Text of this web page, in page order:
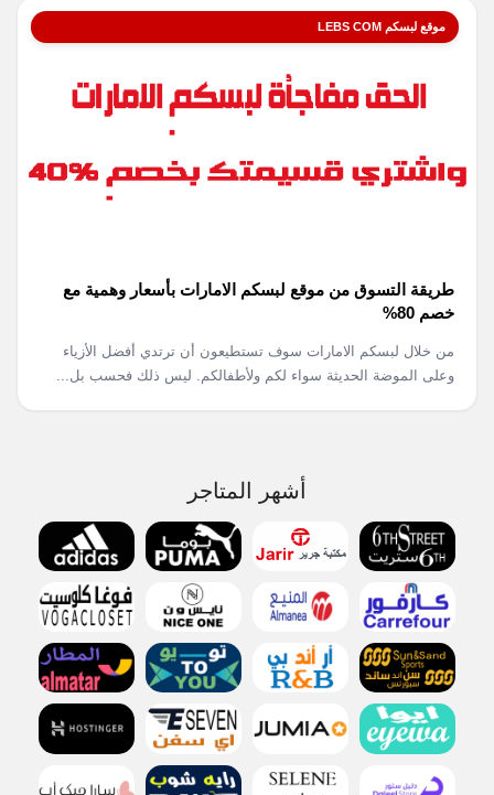
موقع لبسكم LEBS COM
طريقة التسوق من موقع لبسكم الامارات بأسعار وهمية مع
خصم 80%
من خلال لبسكم الامارات سوف تستطيعون أن ترتدي أفضل الأزياء
وعلى الموضة الحديثة سواء لكم ولأطفالكم. ليس ذلك فحسب بل...
أشهر المتاجر